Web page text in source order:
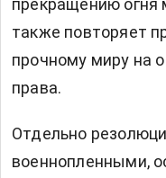
прекращению
также повторяет
прочному миру на
права.
Отдельно
военнопленными,